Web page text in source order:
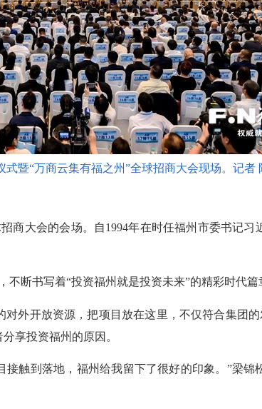
式暨“万商云集有福之州”全球招商大会现场。记者
大会的会场。自1994年在时任福州市委书记习
断书写着“投资福州就是投资未来”的精彩时代篇
外开放资源，把项目放在这里，不仅符合集团
享投资福州的原因。
触到落地，福州给我留下了很好的印象。”梁